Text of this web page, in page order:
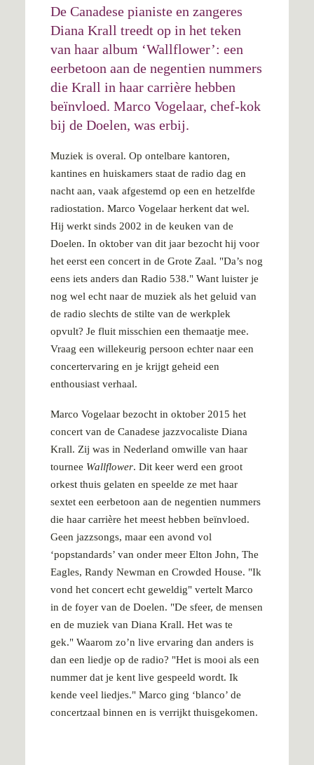
De Canadese pianiste en zangeres
Diana Krall treedt op in het teken
van haar album ‘Wallflower’: een
eerbetoon aan de negentien nummers
die Krall in haar carrière hebben
beïnvloed. Marco Vogelaar, chef-kok
bij de Doelen, was erbij.
Muziek is overal. Op ontelbare kantoren,
kantines en huiskamers staat de radio dag en
nacht aan, vaak afgestemd op een en hetzelfde
radiostation. Marco Vogelaar herkent dat wel.
Hij werkt sinds 2002 in de keuken van de
Doelen. In oktober van dit jaar bezocht hij voor
het eerst een concert in de Grote Zaal. "Da’s nog
eens iets anders dan Radio 538." Want luister je
nog wel echt naar de muziek als het geluid van
de radio slechts de stilte van de werkplek
opvult? Je fluit misschien een themaatje mee.
Vraag een willekeurig persoon echter naar een
concertervaring en je krijgt geheid een
enthousiast verhaal.
Marco Vogelaar bezocht in oktober 2015 het
concert van de Canadese jazzvocaliste Diana
Krall. Zij was in Nederland omwille van haar
tournee Wallflower. Dit keer werd een groot
orkest thuis gelaten en speelde ze met haar
sextet een eerbetoon aan de negentien nummers
die haar carrière het meest hebben beïnvloed.
Geen jazzsongs, maar een avond vol
‘popstandards’ van onder meer Elton John, The
Eagles, Randy Newman en Crowded House. "Ik
vond het concert echt geweldig" vertelt Marco
in de foyer van de Doelen. "De sfeer, de mensen
en de muziek van Diana Krall. Het was te
gek." Waarom zo’n live ervaring dan anders is
dan een liedje op de radio? "Het is mooi als een
nummer dat je kent live gespeeld wordt. Ik
kende veel liedjes." Marco ging ‘blanco’ de
concertzaal binnen en is verrijkt thuisgekomen.